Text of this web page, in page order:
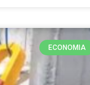
ECONOMIA